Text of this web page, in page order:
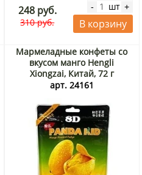
248 руб.
310 руб.
- шт +
В корзину
Мармеладные конфеты со
вкусом манго Hengli
Xiongzai, Китай, 72 г
арт. 24161